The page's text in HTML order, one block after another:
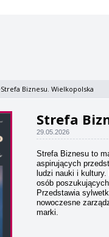
Strefa Biznesu. Wielkopolska
Strefa
29.05.2026
Strefa Biznesu to
aspirujących
ludzi nauki i
osób
Przedstawia
nowoczesne
marki.